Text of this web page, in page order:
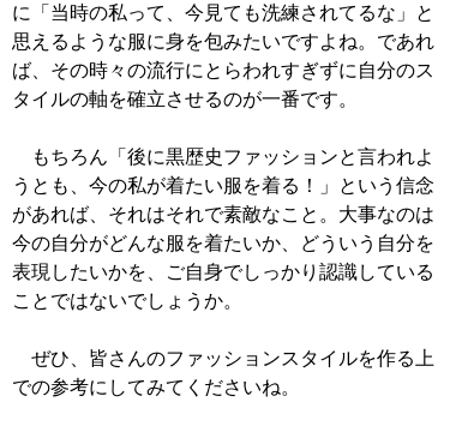
に「当時の私って、今見ても洗練されてるな」と
思えるような服に身を包みたいですよね。であれ
ば、その時々の流行にとらわれすぎずに自分のス
タイルの軸を確立させるのが一番です。
もちろん「後に黒歴史ファッションと言われよ
うとも、今の私が着たい服を着る！」という信念
があれば、それはそれで素敵なこと。大事なのは
今の自分がどんな服を着たいか、どういう自分を
表現したいかを、ご自身でしっかり認識している
ことではないでしょうか。
ぜひ、皆さんのファッションスタイルを作る上
での参考にしてみてくださいね。